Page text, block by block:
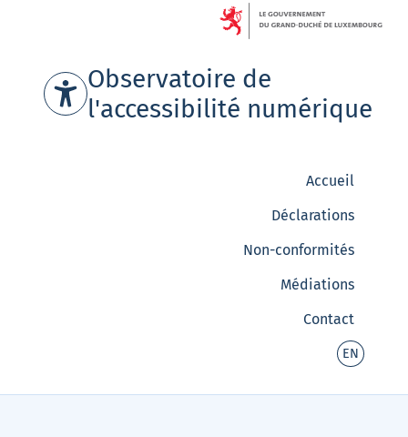
Aller au contenu
Observatoire de
l'accessibilité numérique
Accueil
Déclarations
Non-conformités
Médiations
Contact
EN -
English